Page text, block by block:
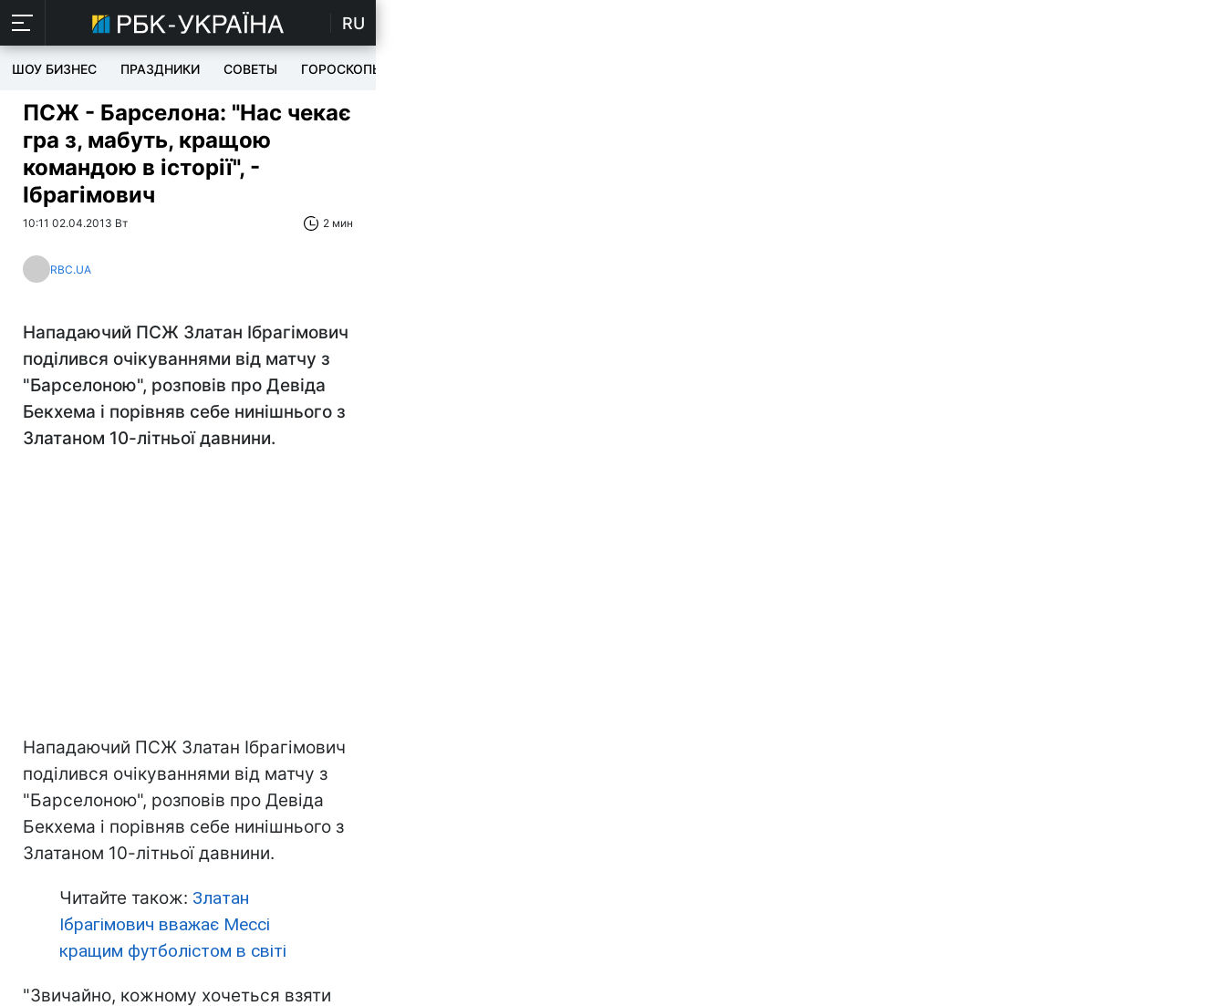
RU
ШОУ БИЗНЕС ПРАЗДНИКИ СОВЕТЫ ГОРОСКОПЫ
ПСЖ - Барселона: "Нас чекає
гра з, мабуть, кращою
командою в історії", -
Ібрагімович
10:11 02.04.2013 Вт 2 мин
RBC.UA
Нападаючий ПСЖ Златан Ібрагімович
поділився очікуваннями від матчу з
"Барселоною", розповів про Девіда
Бекхема і порівняв себе нинішнього з
Златаном 10-літньої давнини.
Нападаючий ПСЖ Златан Ібрагімович
поділився очікуваннями від матчу з
"Барселоною", розповів про Девіда
Бекхема і порівняв себе нинішнього з
Златаном 10-літньої давнини.
Читайте також: Златан
Ібрагімович вважає Мессі
кращим футболістом в світі
"Звичайно, кожному хочеться взяти